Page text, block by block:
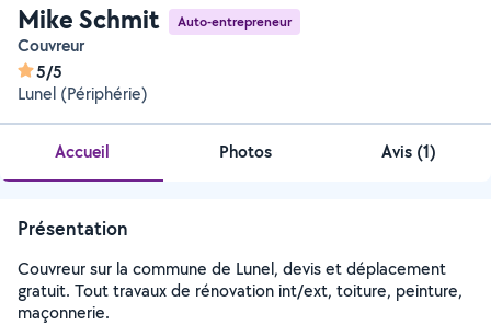
Mike Schmit Auto-entrepreneur
Couvreur
5/5
Lunel (Périphérie)
Accueil Photos Avis (1)
Présentation
Couvreur sur la commune de Lunel, devis et déplacement
gratuit. Tout travaux de rénovation int/ext, toiture, peinture,
maçonnerie.